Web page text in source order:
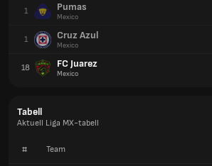
1 Pumas
Mexico
1 Cruz Azul
Mexico
18 FC Juarez
Mexico
Tabell
Aktuell Liga MX-tabell
# Team